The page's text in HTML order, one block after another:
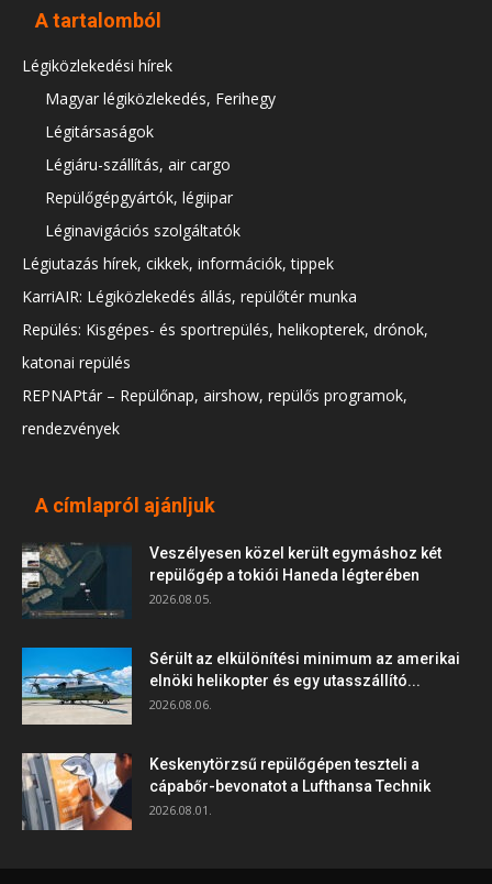
A tartalomból
Légiközlekedési hírek
Magyar légiközlekedés, Ferihegy
Légitársaságok
Légiáru-szállítás, air cargo
Repülőgépgyártók, légiipar
Léginavigációs szolgáltatók
Légiutazás hírek, cikkek, információk, tippek
KarriAIR: Légiközlekedés állás, repülőtér munka
Repülés: Kisgépes- és sportrepülés, helikopterek, drónok,
katonai repülés
REPNAPtár – Repülőnap, airshow, repülős programok,
rendezvények
A címlapról ajánljuk
Veszélyesen közel került egymáshoz két
repülőgép a tokiói Haneda légterében
2026.08.05.
Sérült az elkülönítési minimum az amerikai
elnöki helikopter és egy utasszállító...
2026.08.06.
Keskenytörzsű repülőgépen teszteli a
cápabőr-bevonatot a Lufthansa Technik
2026.08.01.